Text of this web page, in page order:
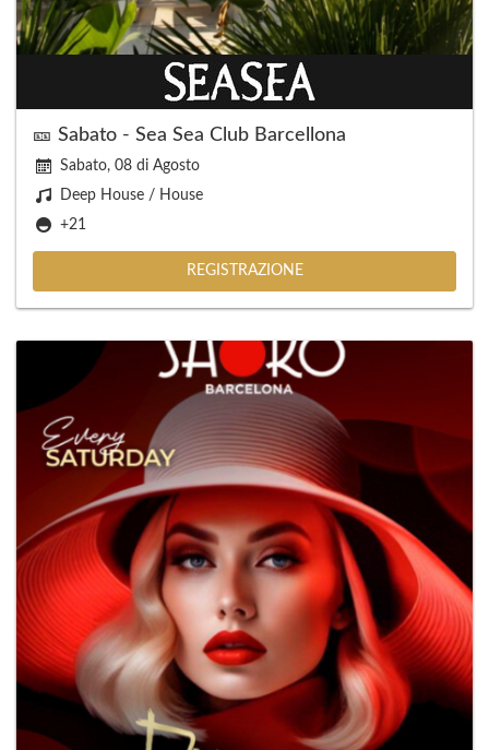
🎫 Sabato - Sea Sea Club Barcellona
Sabato, 08 di Agosto
Deep House / House
+21
REGISTRAZIONE